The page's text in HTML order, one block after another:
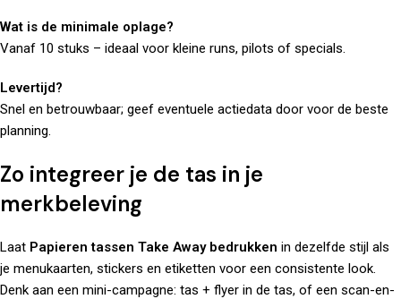
Wat is de minimale oplage?
Vanaf 10 stuks – ideaal voor kleine runs, pilots of specials.
Levertijd?
Snel en betrouwbaar; geef eventuele actiedata door voor de beste
planning.
Zo integreer je de tas in je
merkbeleving
Laat Papieren tassen Take Away bedrukken in dezelfde stijl als
je menukaarten, stickers en etiketten voor een consistente look.
Denk aan een mini-campagne: tas + flyer in de tas, of een scan-en-